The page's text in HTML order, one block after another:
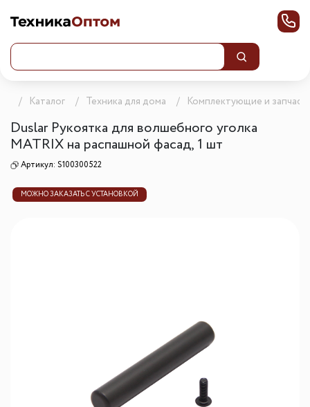
Каталог Техника для дома Комплектующие и
Duslar Рукоятка для волшебного уголка
MATRIX на распашной фасад, 1 шт
Артикул: S100300522
МОЖНО ЗАКАЗАТЬ С УСТАНОВКОЙ